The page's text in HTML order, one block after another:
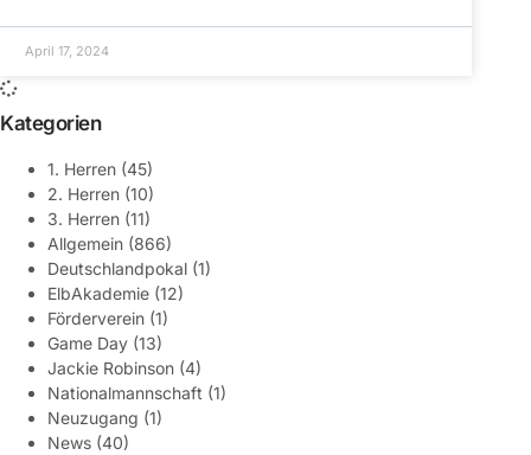
April 17, 2024
Kategorien
1. Herren (45)
2. Herren (10)
3. Herren (11)
Allgemein (866)
Deutschlandpokal (1)
ElbAkademie (12)
Förderverein (1)
Game Day (13)
Jackie Robinson (4)
Nationalmannschaft (1)
Neuzugang (1)
News (40)